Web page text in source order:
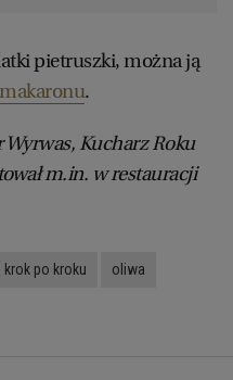
pietruszki, można ją
makaronu.
Kucharz Roku
m.in. w restauracji
krok po kroku oliwa